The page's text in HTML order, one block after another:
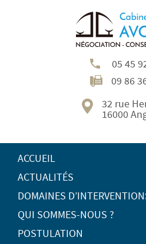
05 45
09 86
32 rue
16000
ACCUEIL
ACTUALITÉS
DOMAINES
QUI SOMMES-NOUS ?
POSTULATION